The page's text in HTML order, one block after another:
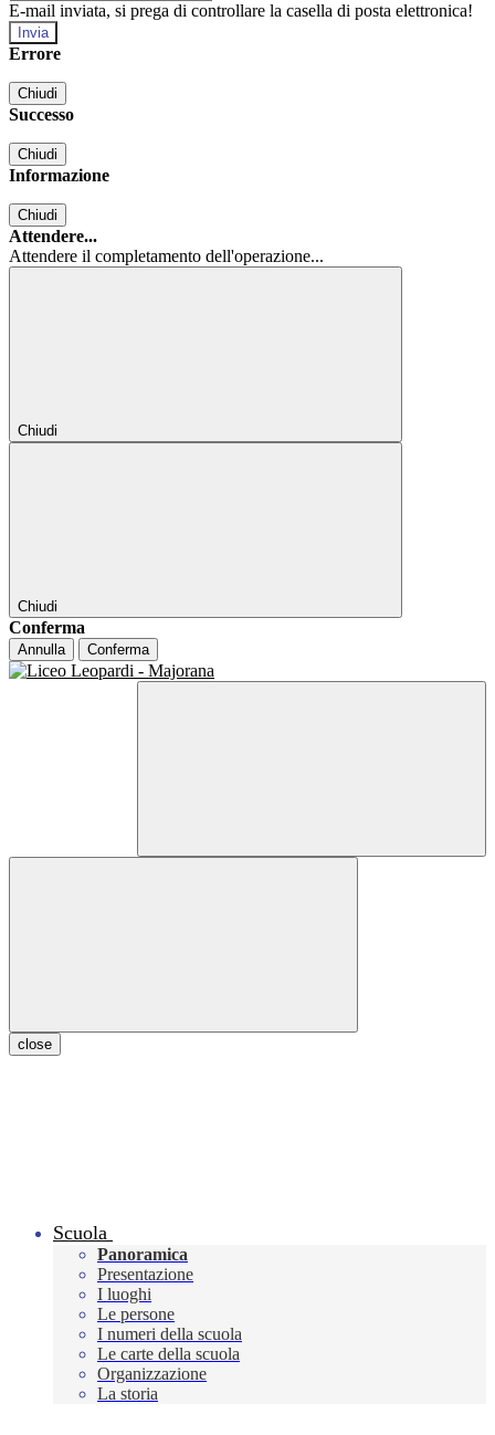
E-mail inviata, si prega di controllare la casella di posta elettronica!
Errore
Chiudi
Successo
Chiudi
Informazione
Chiudi
Attendere...
Attendere il completamento dell'operazione...
Chiudi
Chiudi
Conferma
Annulla Conferma
close
Scuola
Panoramica
Presentazione
I luoghi
Le persone
I numeri della scuola
Le carte della scuola
Organizzazione
La storia